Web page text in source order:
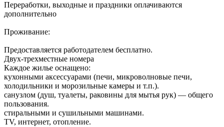
Переработки, выходные и праздники оплачиваются
дополнительно
Проживание:
Предоставляется работодателем бесплатно.
Двух-трехместные номера
Каждое жилье оснащено:
кухонными аксессуарами (печи, микроволновые печи,
холодильники и морозильные камеры и т.п.).
санузлом (душ, туалеты, раковины для мытья рук) — общего
пользования.
стиральными и сушильными машинами.
TV, интернет, отопление.